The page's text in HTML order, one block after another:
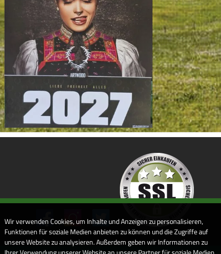
Wir verwenden Cookies, um Inhalte und Anzeigen zu personalisieren,
Funktionen für soziale Medien anbieten zu können und die Zugriffe auf
unsere Website zu analysieren. Außerdem geben wir Informationen zu